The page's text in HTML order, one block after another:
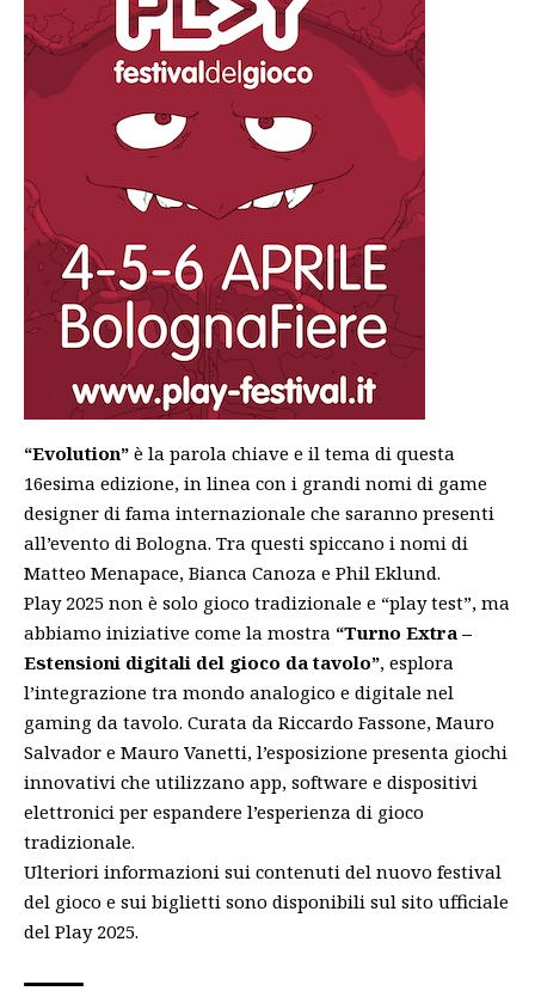
“Evolution” è la parola chiave e il tema di questa
16esima edizione, in linea con i grandi nomi di game
designer di fama internazionale che saranno presenti
all’evento di Bologna. Tra questi spiccano i nomi di
Matteo Menapace, Bianca Canoza e Phil Eklund.
Play 2025 non è solo gioco tradizionale e “play test”, ma
abbiamo iniziative come la mostra “Turno Extra –
Estensioni digitali del gioco da tavolo”, esplora
l’integrazione tra mondo analogico e digitale nel
gaming da tavolo. Curata da Riccardo Fassone, Mauro
Salvador e Mauro Vanetti, l’esposizione presenta giochi
innovativi che utilizzano app, software e dispositivi
elettronici per espandere l’esperienza di gioco
tradizionale.
Ulteriori informazioni sui contenuti del nuovo festival
del gioco e sui biglietti sono disponibili sul sito ufficiale
del Play 2025.